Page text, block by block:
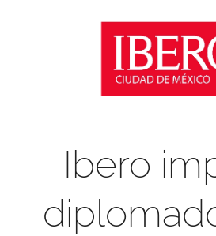
Ibero